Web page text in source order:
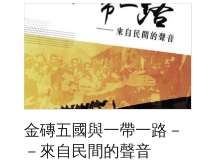
金磚五國與一帶一路－
－來自民間的聲音